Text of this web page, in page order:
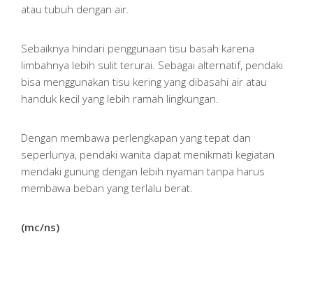
atau tubuh dengan air.
Sebaiknya hindari penggunaan tisu basah karena
limbahnya lebih sulit terurai. Sebagai alternatif, pendaki
bisa menggunakan tisu kering yang dibasahi air atau
handuk kecil yang lebih ramah lingkungan.
Dengan membawa perlengkapan yang tepat dan
seperlunya, pendaki wanita dapat menikmati kegiatan
mendaki gunung dengan lebih nyaman tanpa harus
membawa beban yang terlalu berat.
(mc/ns)